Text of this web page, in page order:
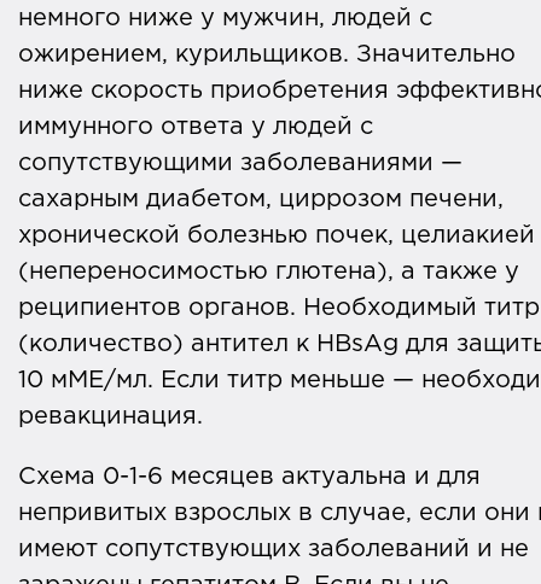
немного ниже у мужчин, людей с
ожирением, курильщиков. Значительно
ниже скорость приобретения
иммунного ответа у людей с
сопутствующими заболеваниями —
сахарным диабетом, циррозом печени,
хронической болезнью почек, целиакией
(непереносимостью глютена), а также у
реципиентов органов. Необходимый титр
(количество) антител к HBsAg для
10 мМЕ/мл. Если титр меньше —
ревакцинация.
Схема 0-1-6 месяцев актуальна и для
непривитых взрослых в случае, если они
имеют сопутствующих заболеваний и не